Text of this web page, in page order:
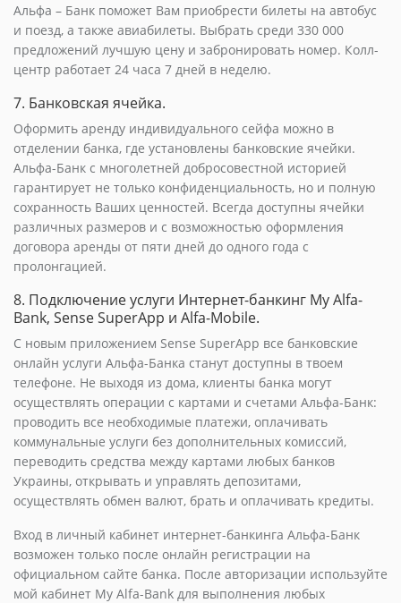
Альфа – Банк поможет Вам приобрести билеты на автобус
и поезд, а также авиабилеты. Выбрать среди 330 000
предложений лучшую цену и забронировать номер. Колл-
центр работает 24 часа 7 дней в неделю.
7. Банковская ячейка.
Оформить аренду индивидуального сейфа можно в
отделении банка, где установлены банковские ячейки.
Альфа-Банк с многолетней добросовестной историей
гарантирует не только конфиденциальность, но и полную
сохранность Ваших ценностей. Всегда доступны ячейки
различных размеров и с возможностью оформления
договора аренды от пяти дней до одного года с
пролонгацией.
8. Подключение услуги Интернет-банкинг My Alfa-
Bank, Sense SuperApp и Alfa-Mobile.
С новым приложением Sense SuperApp все банковские
онлайн услуги Альфа-Банка станут доступны в твоем
телефоне. Не выходя из дома, клиенты банка могут
осуществлять операции с картами и счетами Альфа-Банк:
проводить все необходимые платежи, оплачивать
коммунальные услуги без дополнительных комиссий,
переводить средства между картами любых банков
Украины, открывать и управлять депозитами,
осуществлять обмен валют, брать и оплачивать кредиты.
Вход в личный кабинет интернет-банкинга Альфа-Банк
возможен только после онлайн регистрации на
официальном сайте банка. После авторизации используйте
мой кабинет My Alfa-Bank для выполнения любых